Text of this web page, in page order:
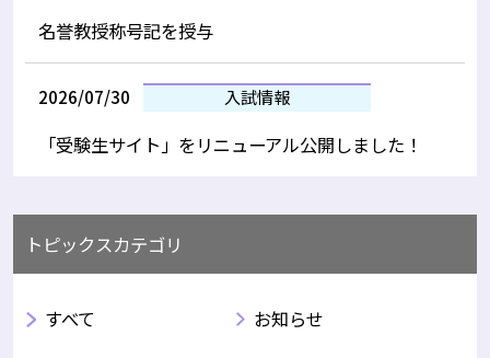
名誉教授称号記を授与
2026/07/30 入試情報
「受験生サイト」をリニューアル公開しました！
トピックスカテゴリ
すべて お知らせ